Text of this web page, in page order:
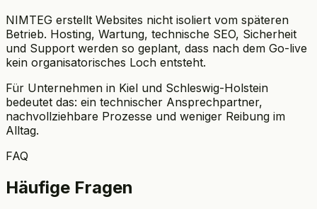
NIMTEG erstellt Websites nicht isoliert vom späteren
Betrieb. Hosting, Wartung, technische SEO, Sicherheit
und Support werden so geplant, dass nach dem Go-live
kein organisatorisches Loch entsteht.
Für Unternehmen in Kiel und Schleswig-Holstein
bedeutet das: ein technischer Ansprechpartner,
nachvollziehbare Prozesse und weniger Reibung im
Alltag.
FAQ
Häufige Fragen